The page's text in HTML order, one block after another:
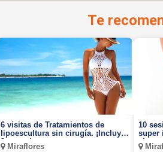
Te
6 visitas de Tratamientos de
lipoescultura sin cirugía. ¡Incluye
3 zonas!
Miraflores
10
super